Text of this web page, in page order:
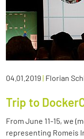
04.01.2019| Florian
Trip to
From June 11-15, we
representing Romeis